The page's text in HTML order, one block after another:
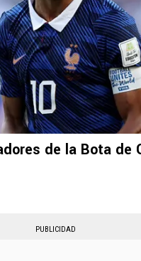
de la Bota de
PUBLICIDAD